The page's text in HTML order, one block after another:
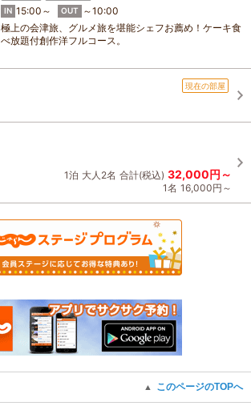
IN 15:00～ OUT
～10:00
極上の会津旅、グルメ旅を堪能シェフお薦め！ケーキ食
べ放題付創作洋フルコース。
現在の部屋
1泊 大人2名 合計(税込) 32,000円～
1名 16,000円～
▲ このページのTOPへ